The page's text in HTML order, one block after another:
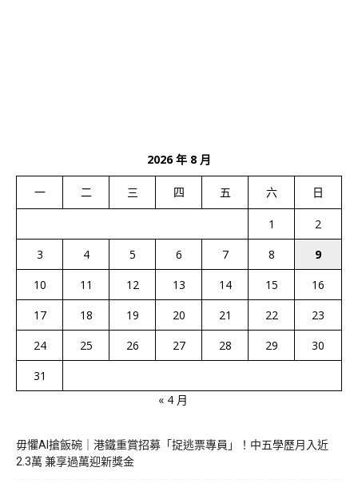
2026 年 8 月
一 二 三 四 五 六 日
1
2
3
4 5 6 7 8
9
10
11 12 13 14 15
16
17
18 19 20 21 22
23
24
25 26 27 28 29
30
31
« 4 月
毋懼AI搶飯碗｜港鐵重賞招募「捉逃票專員」！中五學歷月入近
2.3萬 兼享過萬迎新獎金